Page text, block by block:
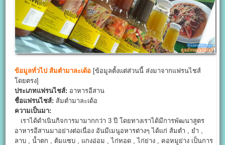
ข้อมูลทั่วไป ส้มตำมาละเด้อ [ข้อมูลตั้งแต่ส่วนนี้ ส่งมาจากแฟรนไชส์
โดยตรง]
ประเภทแฟรนไชส์: อาหารอีสาน
ชื่อแฟรนไชส์: ส้มตำมาละเด้อ
ความเป็นมา:
เราได้ดำเนินกิจการมามากกว่า 3 ปี โดยทางเราได้มีการพัฒนาสูตร
อาหารอีสานมาอย่างต่อเนื่อง อันมีเมนูอหารต่างๆ ได้แก่ ส้มตำ , ยำ ,
ลาบ , น้ำตก , ต้มแซบ , แกงอ่อม , ไก่ทอด , ไก่ย่าง , คอหมูย่าง เป็นการ